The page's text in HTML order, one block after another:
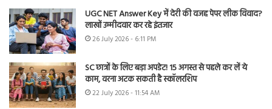
UGC NET Answer Key में देरी की वजह पेपर लीक विवाद?
लाखों उम्मीदवार कर रहे इंतजार
26 July 2026 - 6:11 PM
SC छात्रों के लिए बड़ा अपडेट! 15 अगस्त से पहले कर लें ये
काम, वरना अटक सकती है स्कॉलरशिप
22 July 2026 - 11:54 AM